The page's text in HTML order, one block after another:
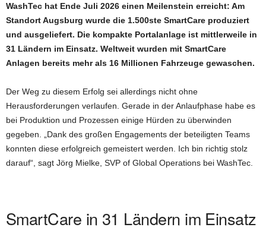
WashTec hat Ende Juli 2026 einen Meilenstein erreicht: Am
Standort Augsburg wurde die 1.500ste SmartCare produziert
und ausgeliefert. Die kompakte Portalanlage ist mittlerweile in
31 Ländern im Einsatz. Weltweit wurden mit SmartCare
Anlagen bereits mehr als 16 Millionen Fahrzeuge gewaschen.
Der Weg zu diesem Erfolg sei allerdings nicht ohne
Herausforderungen verlaufen. Gerade in der Anlaufphase habe es
bei Produktion und Prozessen einige Hürden zu überwinden
gegeben. „Dank des großen Engagements der beteiligten Teams
konnten diese erfolgreich gemeistert werden. Ich bin richtig stolz
darauf“, sagt Jörg Mielke, SVP of Global Operations bei WashTec.
SmartCare in 31 Ländern im Einsatz